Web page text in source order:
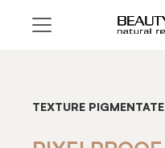
TEXTURE PIGMENTATE